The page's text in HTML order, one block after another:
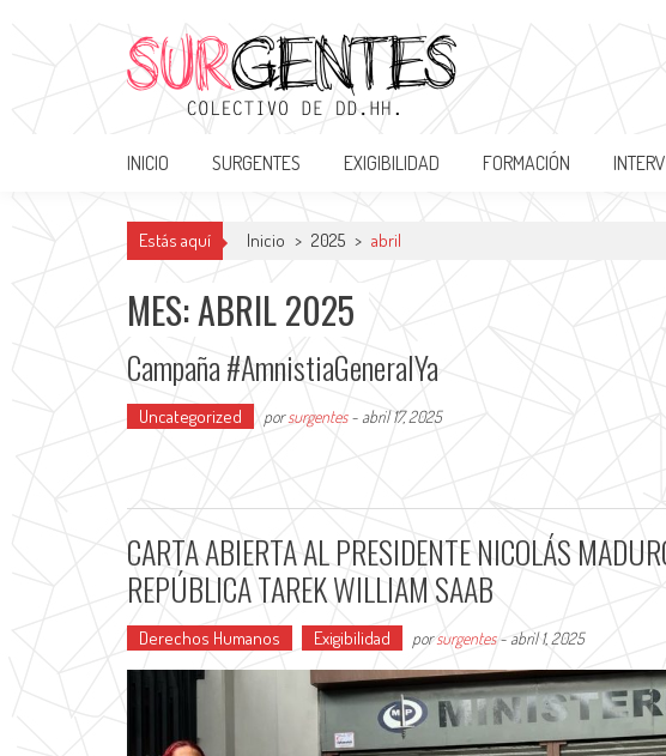
Surgentes
INICIO SURGENTES EXIGIBILIDAD FORMACIÓN
Estás aquí Inicio > 2025 > abril
MES: ABRIL 2025
Campaña #AmnistiaGeneralYa
Uncategorized porsurgentes- abril 17, 2025
CARTA ABIERTA AL PRESIDENTE NICOLÁS
REPÚBLICA TAREK WILLIAM SAAB
Derechos Humanos Exigibilidad porsurgentes- abril 1, 2025